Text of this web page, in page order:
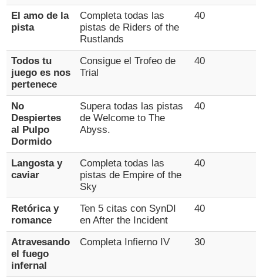
El amo de la
pista
Completa todas las
pistas de Riders of the
Rustlands
40
Todos tu
juego es nos
pertenece
Consigue el Trofeo de
Trial
40
No
Despiertes
al Pulpo
Dormido
Supera todas las pistas
de Welcome to The
Abyss.
40
Langosta y
caviar
Completa todas las
pistas de Empire of the
Sky
40
Retórica y
romance
Ten 5 citas con SynDI
en After the Incident
40
Atravesando
el fuego
infernal
Completa Infierno IV 30